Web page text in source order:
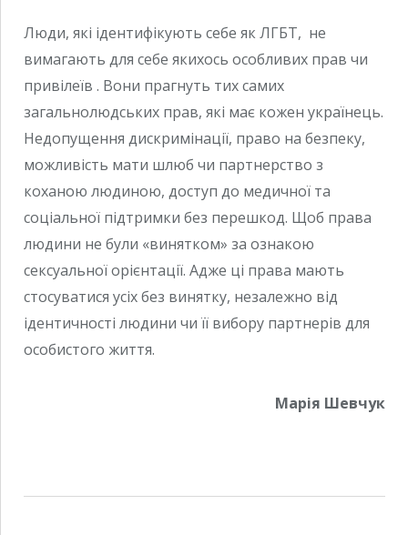
Люди, які ідентифікують себе як ЛГБТ, не
вимагають для себе якихось особливих прав чи
привілеїв . Вони прагнуть тих самих
загальнолюдських прав, які має кожен українець.
Недопущення дискримінації, право на безпеку,
можливість мати шлюб чи партнерство з
коханою людиною, доступ до медичної та
соціальної підтримки без перешкод. Щоб права
людини не були «винятком» за ознакою
сексуальної орієнтації. Адже ці права мають
стосуватися усіх без винятку, незалежно від
ідентичності людини чи її вибору партнерів для
особистого життя.
Марія Шевчук